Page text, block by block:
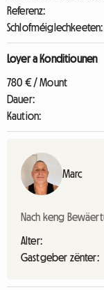
Referenz:
Schlofméiglechkeeten:
Loyer a Konditiounen
780 € / Mount
Dauer:
Kaution:
Marc
Nach keng
Alter:
Gastgeber zënter: